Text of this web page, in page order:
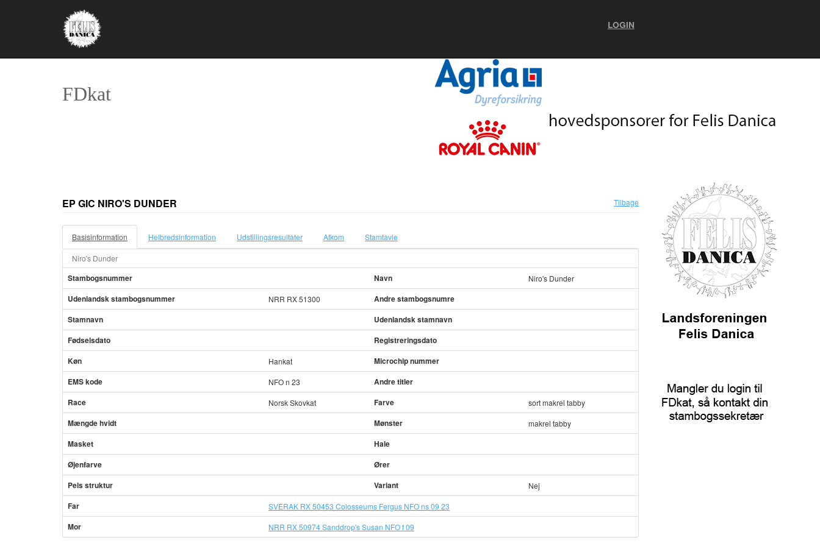
LOGIN
FDkat
EP GIC NIRO'S DUNDER Tilbage
Basisinformation Helbredsinformation Udstillingsresultater Afkom Stamtavle
Niro's Dunder
Stambogsnummer Navn Niro's Dunder
Udenlandsk stambogsnummer NRR RX 51300
Andre stambogsnumre
Stamnavn
Udenlandsk stamnavn
Fødselsdato
Registreringsdato
Køn
Hankat
Microchip nummer
EMS kode
NFO n 23
Andre titler
Race
Norsk Skovkat Farve sort makrel tabby
Mængde hvidt Mønster makrel tabby
Masket
Hale
Øjenfarve
Ører
Pels struktur
Variant Nej
Far SVERAK RX 50453 Colosseums Fergus NFO ns 09 23
Mor NRR RX 50974 Sanddrop's Susan NFO f 09